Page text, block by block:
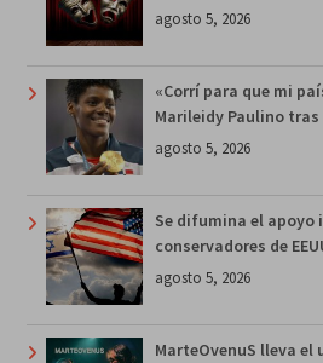
agosto 5, 2026
«Corrí para que mi
Marileidy Paulino
agosto 5, 2026
Se difumina el apoyo
conservadores de
agosto 5, 2026
MarteOvenuS lleva el